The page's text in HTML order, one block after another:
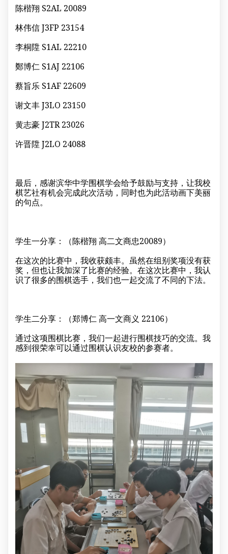
陈楷翔 S2AL 20089
林伟信 J3FP 23154
李桐陞 S1AL 22210
鄭博仁 S1AJ 22106
蔡旨乐 S1AF 22609
谢文丰 J3LO 23150
黄志豪 J2TR 23026
许晋陞 J2LO 24088
最后，感谢滨华中学围棋学会给予鼓励与支持，让我校
棋艺社有机会完成此次活动，同时也为此活动画下美丽
的句点。
学生一分享：（陈楷翔 高二文商忠20089）
在这次的比赛中，我收获颇丰。虽然在组别奖项没有获
奖，但也让我加深了比赛的经验。在这次比赛中，我认
识了很多的围棋选手，我们也一起交流了不同的下法。
学生二分享：（郑博仁 高一文商义 22106）
通过这项围棋比赛，我们一起进行围棋技巧的交流。我
感到很荣幸可以通过围棋认识友校的参赛者。